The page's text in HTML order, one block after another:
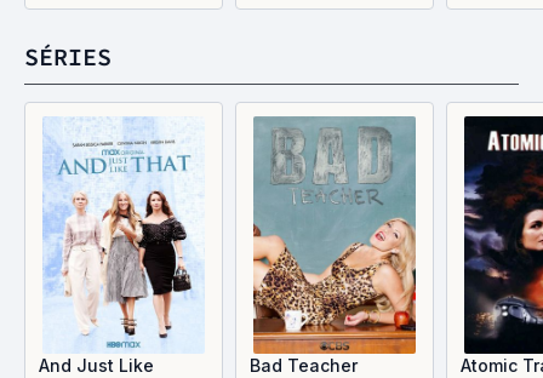
SÉRIES
And Just Like
Bad Teacher Atomic